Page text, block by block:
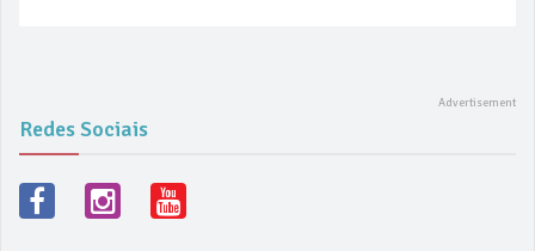
Redes Sociais